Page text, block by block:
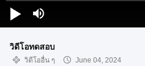
วิดีโอทดสอบ
วิดีโออื่น ๆ
June 04, 2024